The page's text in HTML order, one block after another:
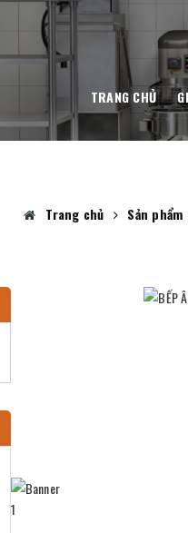
TRANG CHỦ
Trang chủ Sản phẩm